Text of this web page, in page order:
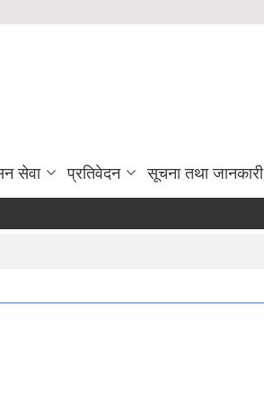
सेवा प्रतिवेदन सूचना तथा जानकारी